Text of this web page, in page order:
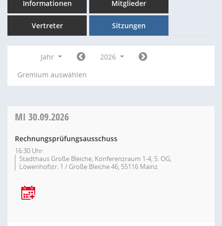
Informationen Mitglieder
Vertreter Sitzungen
Jahr
2026
Gremium auswählen
MI 30.09.2026
Rechnungsprüfungsausschuss
16:30 Uhr
Stadthaus Große Bleiche, Konferenzraum 1-4, 5. OG,
Löwenhofstr. 1 / Große Bleiche 46, 55116 Mainz